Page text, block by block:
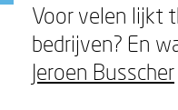
Voor velen lijkt
bedrijven? En
Jeroen Busscher